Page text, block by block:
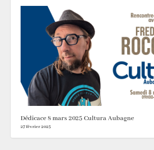
Dédicace 8 mars 2025 Cultura Aubagne
27 février 2025